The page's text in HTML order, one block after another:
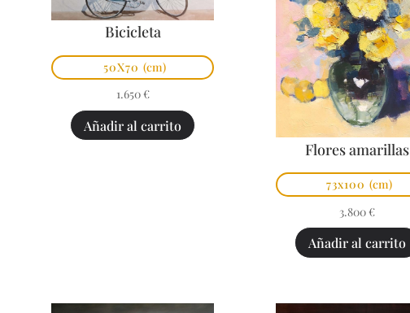
Bicicleta
50X70 (cm)
1.650 €
Añadir al carrito
Flores amarillas
73x100 (cm)
3.800 €
Añadir al carrito